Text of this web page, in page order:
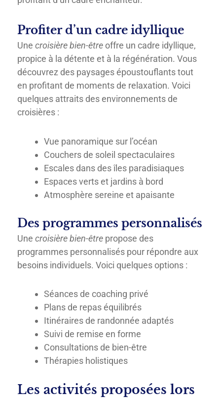
Profiter d’un cadre idyllique
Une croisière bien-être offre un cadre idyllique,
propice à la détente et à la régénération. Vous
découvrez des paysages époustouflants tout
en profitant de moments de relaxation. Voici
quelques attraits des environnements de
croisières :
Vue panoramique sur l’océan
Couchers de soleil spectaculaires
Escales dans des îles paradisiaques
Espaces verts et jardins à bord
Atmosphère sereine et apaisante
Des programmes personnalisés
Une croisière bien-être propose des
programmes personnalisés pour répondre aux
besoins individuels. Voici quelques options :
Séances de coaching privé
Plans de repas équilibrés
Itinéraires de randonnée adaptés
Suivi de remise en forme
Consultations de bien-être
Thérapies holistiques
Les activités proposées lors